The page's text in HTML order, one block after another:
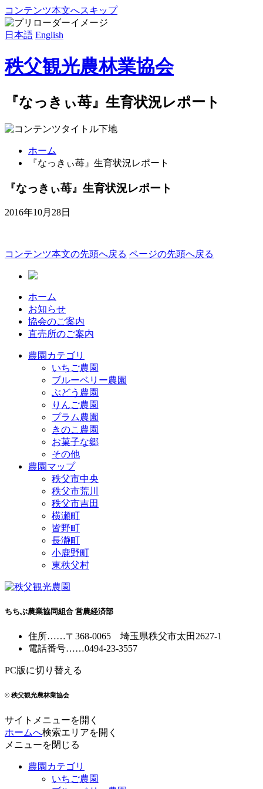
コンテンツ本文へスキップ
日本語 English
秩父観光農林業協会
『なっきぃ苺』生育状況レポート
ホーム
『なっきぃ苺』生育状況レポート
『なっきぃ苺』生育状況レポート
2016年10月28日
コンテンツ本文の先頭へ戻る ページの先頭へ戻る
ホーム
お知らせ
協会のご案内
直売所のご案内
農園カテゴリ
いちご農園
ブルーベリー農園
ぶどう農園
りんご農園
プラム農園
きのこ農園
お菓子な郷
その他
農園マップ
秩父市中央
秩父市荒川
秩父市吉田
横瀬町
皆野町
長瀞町
小鹿野町
東秩父村
ちちぶ農業協同組合 営農経済部
住所……〒368-0065 埼玉県秩父市太田2627-1
電話番号……0494-23-3557
PC版に切り替える
© 秩父観光農林業協会
サイトメニューを開く
ホームへ検索エリアを開く
メニューを閉じる
農園カテゴリ
いちご農園